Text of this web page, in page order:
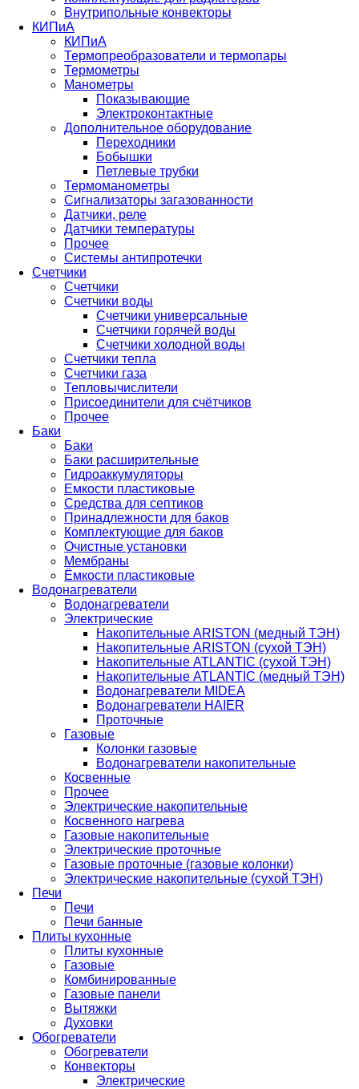
Внутрипольные конвекторы
КИПиА
КИПиА
Термопреобразователи и термопары
Термометры
Манометры
Показывающие
Электроконтактные
Дополнительное оборудование
Переходники
Бобышки
Петлевые трубки
Термоманометры
Сигнализаторы загазованности
Датчики, реле
Датчики температуры
Прочее
Системы антипротечки
Счетчики
Счетчики
Счетчики воды
Счетчики универсальные
Счетчики горячей воды
Счетчики холодной воды
Счетчики тепла
Счетчики газа
Тепловычислители
Присоединители для счётчиков
Прочее
Баки
Баки
Баки расширительные
Гидроаккумуляторы
Емкости пластиковые
Средства для септиков
Принадлежности для баков
Комплектующие для баков
Очистные установки
Мембраны
Ёмкости пластиковые
Водонагреватели
Водонагреватели
Электрические
Накопительные ARISTON (медный ТЭН)
Накопительные ARISTON (сухой ТЭН)
Накопительные ATLANTIC (сухой ТЭН)
Накопительные ATLANTIC (медный ТЭН)
Водонагреватели MIDEA
Водонагреватели HAIER
Проточные
Газовые
Колонки газовые
Водонагреватели накопительные
Косвенные
Прочее
Электрические накопительные
Косвенного нагрева
Газовые накопительные
Электрические проточные
Газовые проточные (газовые колонки)
Электрические накопительные (сухой ТЭН)
Печи
Печи
Печи банные
Плиты кухонные
Плиты кухонные
Газовые
Комбинированные
Газовые панели
Вытяжки
Духовки
Обогреватели
Обогреватели
Конвекторы
Электрические